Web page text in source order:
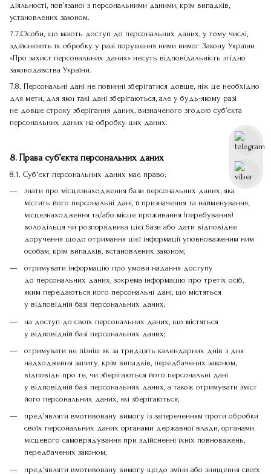
діяльності, пов’язаної з персональними даними, крім випадків,
установлених законом.
7.7.Особи, що мають доступ до персональних даних, у тому числі,
здійснюють їх обробку у разі порушення ними вимог Закону України
«Про захист персональних даних» несуть відповідальність згідно
законодавства України.
7.8. Персональні дані не повинні зберігатися довше, ніж це необхідно
для мети, для якої такі дані зберігаються, але у будь-якому разі
не довше строку зберігання даних, визначеного згодою суб’єкта
персональних даних на обробку цих даних.
8. Права суб’єкта персональних даних
8.1. Суб'єкт персональних даних має право:
знати про місцезнаходження бази персональних даних, яка
містить його персональні дані, її призначення та найменування,
місцезнаходження та/або місце проживання (перебування)
володільця чи розпорядника цієї бази або дати відповідне
доручення щодо отримання цієї інформації уповноваженим ним
особам, крім випадків, встановлених законом;
отримувати інформацію про умови надання доступу
до персональних даних, зокрема інформацію про третіх осіб,
яким передаються його персональні дані, що містяться
у відповідній базі персональних даних;
на доступ до своїх персональних даних, що містяться
у відповідній базі персональних даних;
отримувати не пізніш як за тридцять календарних днів з дня
надходження запиту, крім випадків, передбачених законом,
відповідь про те, чи зберігаються його персональні дані
у відповідній базі персональних даних, а також отримувати зміст
його персональних даних, які зберігаються;
пред'являти вмотивовану вимогу із запереченням проти обробки
своїх персональних даних органами державної влади, органами
місцевого самоврядування при здійсненні їхніх повноважень,
передбачених законом;
пред'являти вмотивовану вимогу щодо зміни або знищення своїх